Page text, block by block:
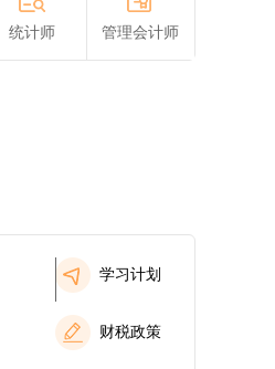
统计师 管理会计师
学习计划
财税政策